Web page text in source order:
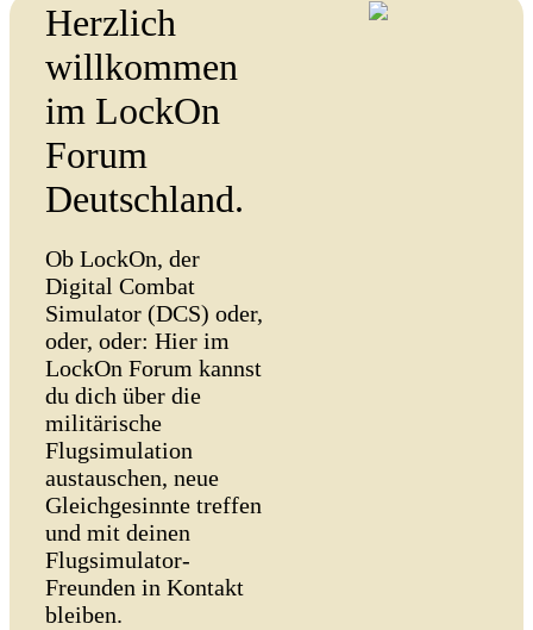
Herzlich
willkommen
im LockOn
Forum
Deutschland.
Ob LockOn, der
Digital Combat
Simulator (DCS) oder,
oder, oder: Hier im
LockOn Forum kannst
du dich über die
militärische
Flugsimulation
austauschen, neue
Gleichgesinnte treffen
und mit deinen
Flugsimulator-
Freunden in Kontakt
bleiben.